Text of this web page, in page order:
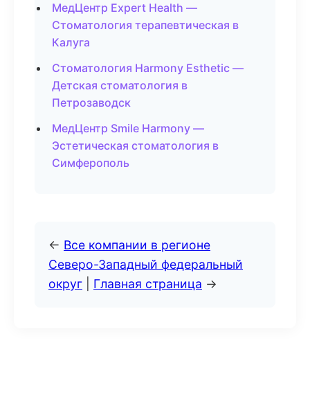
МедЦентр Expert Health —
Стоматология терапевтическая в
Калуга
Стоматология Harmony Esthetic —
Детская стоматология в
Петрозаводск
МедЦентр Smile Harmony —
Эстетическая стоматология в
Симферополь
← Все компании в регионе
Северо-Западный федеральный
округ
Главная страница →